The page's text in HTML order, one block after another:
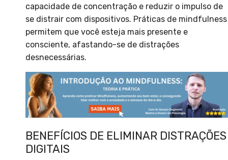
capacidade de concentração e reduzir o impulso de
se distrair com dispositivos. Práticas de mindfulness
permitem que você esteja mais presente e
consciente, afastando-se de distrações
desnecessárias.
BENEFÍCIOS DE ELIMINAR DISTRAÇÕES
DIGITAIS